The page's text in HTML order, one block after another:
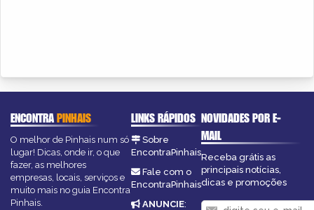
ENCONTRAPINHAIS
O melhor de Pinhais num só
lugar! Dicas, onde ir, o que
fazer, as melhores
empresas, locais, serviços e
muito mais no guia Encontra
Pinhais.
LINKS RÁPIDOS
Sobre
EncontraPinhais
Fale com o
EncontraPinhais
ANUNCIE:
NOVIDADES POR E-
MAIL
Receba grátis as
principais notícias,
dicas e promoções